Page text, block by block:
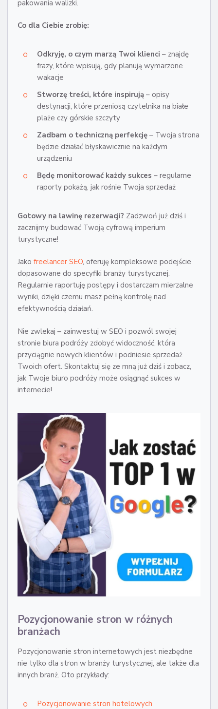
pakowania walizki.
Co dla Ciebie zrobię:
Odkryję, o czym marzą Twoi klienci – znajdę
frazy, które wpisują, gdy planują wymarzone
wakacje
Stworzę treści, które inspirują – opisy
destynacji, które przeniosą czytelnika na białe
plaże czy górskie szczyty
Zadbam o techniczną perfekcję – Twoja strona
będzie działać błyskawicznie na każdym
urządzeniu
Będę monitorować każdy sukces – regularne
raporty pokażą, jak rośnie Twoja sprzedaż
Gotowy na lawinę rezerwacji? Zadzwoń już dziś i
zacznijmy budować Twoją cyfrową imperium
turystyczne!
Jako freelancer SEO, oferuję kompleksowe podejście
dopasowane do specyfiki branży turystycznej.
Regularnie raportuję postępy i dostarczam mierzalne
wyniki, dzięki czemu masz pełną kontrolę nad
efektywnością działań.
Nie zwlekaj – zainwestuj w SEO i pozwól swojej
stronie biura podróży zdobyć widoczność, która
przyciągnie nowych klientów i podniesie sprzedaż
Twoich ofert. Skontaktuj się ze mną już dziś i zobacz,
jak Twoje biuro podróży może osiągnąć sukces w
internecie!
Pozycjonowanie stron w różnych
branżach
Pozycjonowanie stron internetowych jest niezbędne
nie tylko dla stron w branży turystycznej, ale także dla
innych branż. Oto przykłady:
Pozycjonowanie stron hotelowych